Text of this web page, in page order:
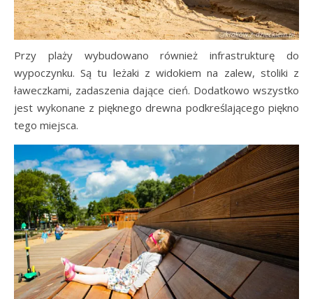
Przy plaży wybudowano również infrastrukturę do
wypoczynku. Są tu leżaki z widokiem na zalew, stoliki z
ławeczkami, zadaszenia dające cień. Dodatkowo wszystko
jest wykonane z pięknego drewna podkreślającego piękno
tego miejsca.